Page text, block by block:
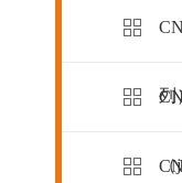
列
（